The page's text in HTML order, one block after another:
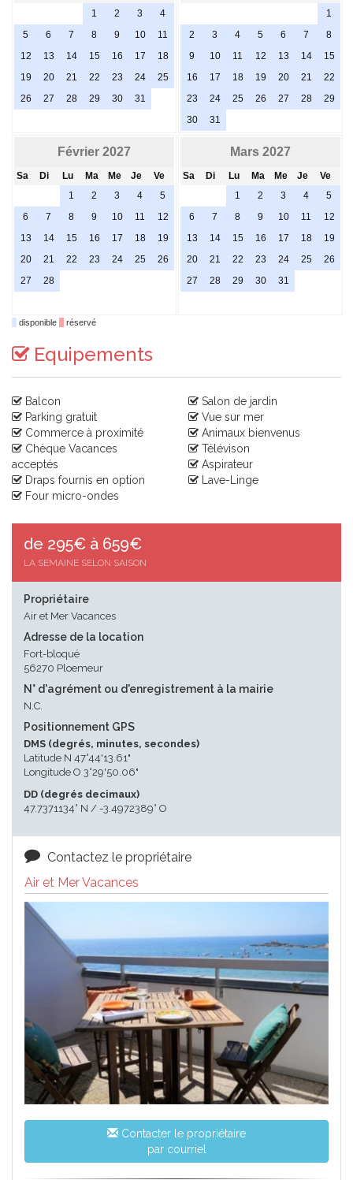
1 2 3
4
5
6 7 8 9 10
11
12
13 14 15 16 17
18
19
20 21 22 23 24
25
26
27 28 29 30 31
1
2
3 4 5 6 7
8
9
10 11 12 13 14
15
16
17 18 19 20 21
22
23
24 25 26 27 28
29
30
31
Février 2027
Sa Di Lu Ma Me Je
Ve
1
2 3 4
5
6
7 8 9 10 11
12
13
14 15 16 17 18
19
20
21 22 23 24 25
26
27
28
Mars 2027
Sa Di Lu Ma Me Je
Ve
1
2 3 4
5
6
7 8 9 10 11
12
13
14 15 16 17 18
19
20
21 22 23 24 25
26
27
28 29 30 31
disponible réservé
Equipements
Balcon
Salon de jardin
Parking gratuit
Vue sur mer
Commerce à proximité
Animaux bienvenus
Chèque Vacances
acceptés
Télévison
Aspirateur
Draps fournis en option
Lave-Linge
Four micro-ondes
de 295€ à 659€
LA SEMAINE SELON SAISON
Propriétaire
Air et Mer Vacances
Adresse de la location
Fort-bloqué
56270 Ploemeur
N° d'agrément ou d'enregistrement à la mairie
N.C.
Positionnement GPS
DMS (degrés, minutes, secondes)
Latitude N 47°44'13.61"
Longitude O 3°29'50.06"
DD (degrés decimaux)
47.7371134° N / -3.4972389° O
Contactez le propriétaire
Air et Mer Vacances
Contacter le propriétaire
par courriel